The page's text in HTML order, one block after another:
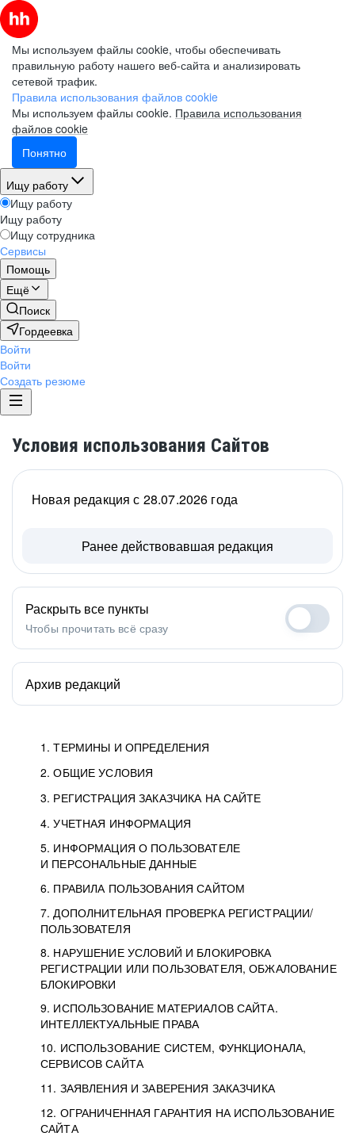
Мы используем файлы cookie, чтобы обеспечивать
правильную работу нашего веб-сайта и анализировать
сетевой трафик.
Правила использования файлов cookie
Мы используем файлы cookie. Правила использования
файлов cookie
Понятно
Ищу работу
Ищу работу
Ищу работу
Ищу сотрудника
Сервисы
Помощь
Ещё
Поиск
Гордеевка
Войти
Войти
Создать резюме
Условия использования Сайтов
1. ТЕРМИНЫ И ОПРЕДЕЛЕНИЯ
2. ОБЩИЕ УСЛОВИЯ
3. РЕГИСТРАЦИЯ ЗАКАЗЧИКА НА САЙТЕ
4. УЧЕТНАЯ ИНФОРМАЦИЯ
5. ИНФОРМАЦИЯ О ПОЛЬЗОВАТЕЛЕ
И ПЕРСОНАЛЬНЫЕ ДАННЫЕ
6. ПРАВИЛА ПОЛЬЗОВАНИЯ САЙТОМ
7. ДОПОЛНИТЕЛЬНАЯ ПРОВЕРКА РЕГИСТРАЦИИ/
ПОЛЬЗОВАТЕЛЯ
8. НАРУШЕНИЕ УСЛОВИЙ И БЛОКИРОВКА
РЕГИСТРАЦИИ ИЛИ ПОЛЬЗОВАТЕЛЯ, ОБЖАЛОВАНИЕ
БЛОКИРОВКИ
9. ИСПОЛЬЗОВАНИЕ МАТЕРИАЛОВ САЙТА.
ИНТЕЛЛЕКТУАЛЬНЫЕ ПРАВА
10. ИСПОЛЬЗОВАНИЕ СИСТЕМ, ФУНКЦИОНАЛА,
СЕРВИСОВ САЙТА
11. ЗАЯВЛЕНИЯ И ЗАВЕРЕНИЯ ЗАКАЗЧИКА
12. ОГРАНИЧЕННАЯ ГАРАНТИЯ НА ИСПОЛЬЗОВАНИЕ
САЙТА
Новая редакция с 28.07.2026 года
Ранее действовавшая редакция
Раскрыть все пункты
Чтобы прочитать всё сразу
Архив редакций